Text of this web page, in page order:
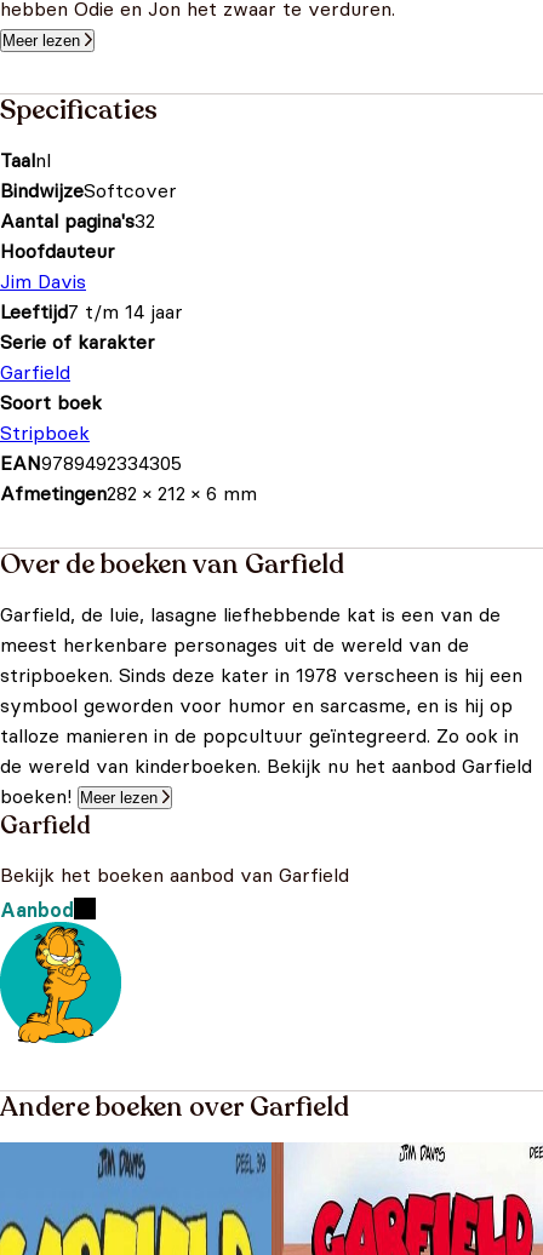
hebben Odie en Jon het zwaar te verduren.
Meer lezen
Specificaties
Taalnl
BindwijzeSoftcover
Aantal pagina's32
Hoofdauteur
Jim Davis
Leeftijd7 t/m 14 jaar
Serie of karakter
Garfield
Soort boek
Stripboek
EAN9789492334305
Afmetingen282 × 212 × 6 mm
Over de boeken van Garfield
Garfield, de luie, lasagne liefhebbende kat is een van de
meest herkenbare personages uit de wereld van de
stripboeken. Sinds deze kater in 1978 verscheen is hij een
symbool geworden voor humor en sarcasme, en is hij op
talloze manieren in de popcultuur geïntegreerd. Zo ook in
de wereld van kinderboeken. Bekijk nu het aanbod Garfield
boeken!
Meer lezen
Garfield
Bekijk het boeken aanbod van Garfield
Aanbod
Andere boeken over Garfield